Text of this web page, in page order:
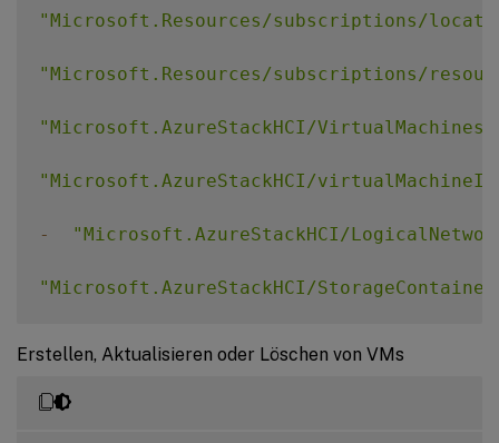
"Microsoft.Resources/subscriptions/
"Microsoft.Resources/subscriptions/
"Microsoft.AzureStackHCI/VirtualMachines/
"Microsoft.AzureStackHCI/
- "Microsoft.AzureStackHCI/
"Microsoft.AzureStackHCI/
"Microsoft.AzureStackHCI/
Erstellen, Aktualisieren oder Löschen von VMs